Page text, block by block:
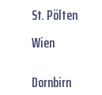
St. Pölten
Wien
Dornbirn